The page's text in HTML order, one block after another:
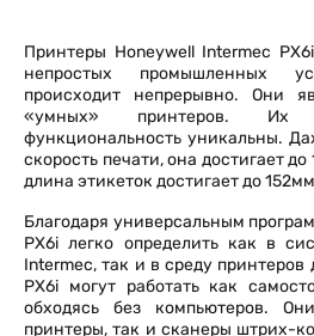
Принтеры Honeywell Intermec
непростых промышленных
происходит непрерывно. Они
«умных» принтеров. Их
функциональность уникальны.
скорость печати, она достигает
длина этикеток достигает до
Благодаря универсальным
PX6i легко определить как в
Intermec, так и в среду принтеров
PX6i могут работать как
обходясь без компьютеров.
принтеры, так и сканеры штрих-